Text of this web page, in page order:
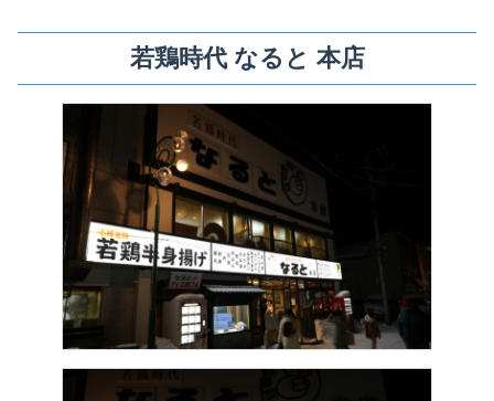
若鶏時代 なると 本店